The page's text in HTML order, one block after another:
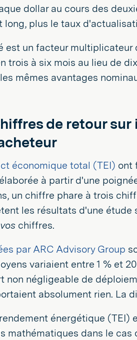
dollar au cours des
plus le taux
est un facteur multiplicateur
trois à six mois au lieu de
mêmes avantages
de retour
économique total (TEI) ont
à partir d'une
un chiffre phare à trois
les résultats d'une
chiffres.
par ARC Advisory Group
variaient entre 1 % et
non négligeable de
absolument rien. La
énergétique (TEI)
mathématiques dans le